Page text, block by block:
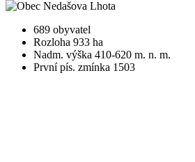
689 obyvatel
Rozloha 933 ha
Nadm. výška 410-620 m. n. m.
První pís. zmínka 1503